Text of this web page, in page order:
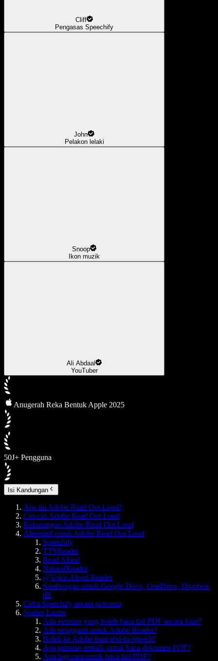
Cliff
Pengasas Speechify
John
Pelakon lelaki
Snoop
Ikon muzik
Ali Abdaal
YouTuber
Anugerah Reka Bentuk Apple 2025
50J+ Pengguna
Isi Kandungan
Apa itu Adobe Read Out Loud?
Ciri-ciri Adobe Read Out Loud
Kekurangan Adobe Read Out Loud
Alternatif untuk Adobe Read Out Loud
Speechify
TTSReader
Read Aloud
NaturalReader
@Voice Aloud Reader
Sambungan untuk Google Drive, OneDrive, Dropbox,
dll.
Cuba Speechify secara percuma
Soalan Lazim
Ada perisian yang boleh baca fail PDF secara kuat?
Ada pengganti untuk Adobe Reader?
Boleh ke Adobe buat text-to-speech?
Apa perisian terbaik untuk baca dokumen PDF?
Apa lagi cara untuk baca fail PDF?